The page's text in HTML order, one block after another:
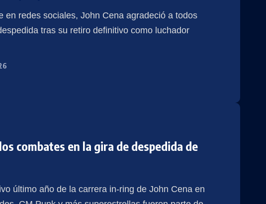
en redes sociales, John Cena agradeció a todos
tras su retiro definitivo como luchador
combates en la gira de despedida de
último año de la carrera in-ring de John Cena en